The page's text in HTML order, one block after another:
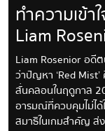
ทำความเข้า
Liam
Liam Rosenior อดีต
ว่าปัญหา ‘Red
สั่นคลอนในฤดูกาล
อารมณ์ที่ควบคุมไม่ได้
สมาธิในเกมสำคัญ ส่